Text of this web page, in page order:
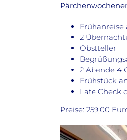
Frühanreise
2
Obstteller
2 Abende 4
Frühstück
Late Check
Preise: 259,00